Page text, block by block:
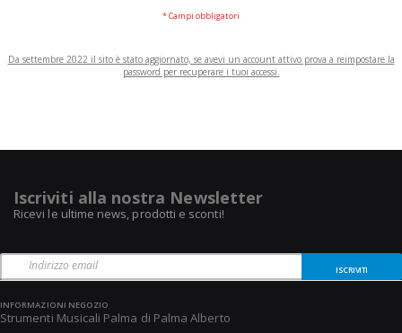
Da settembre 2022 il sito è stato aggiornato, se avevi un account attivo prova a reimpostare la
password per recuperare i tuoi accessi.
Iscriviti alla nostra Newsletter
Ricevi le ultime news, prodotti e sconti!
ISCRIVITI
INFORMAZIONI NEGOZIO
Strumenti Musicali Palma di Palma Alberto